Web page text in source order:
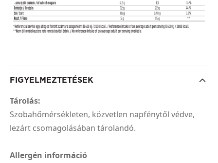
FIGYELMEZTETÉSEK
Tárolás:
Szobahőmérsékleten, közvetlen napfénytől védve,
lezárt csomagolásában tárolandó.
Allergén információ